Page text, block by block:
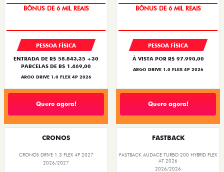
TAXA ZERO
PESSOA FÍSICA
ENTRADA DE R$ 58.843,35 +30
PARCELAS DE R$ 1.469,00
ARGO DRIVE 1.0 FLEX 4P 2026
Quero agora!
TAXA ZERO
PESSOA FÍSICA
À VISTA POR R$ 97.990,00
ARGO DRIVE 1.0 FLEX 4P 2026
Quero agora!
CRONOS
CRONOS DRIVE 1.3 FLEX 4P 2027
2026/2027
FASTBACK
FASTBACK AUDACE TURBO 200 HYBRID FLEX
AT 2026
2026/2026